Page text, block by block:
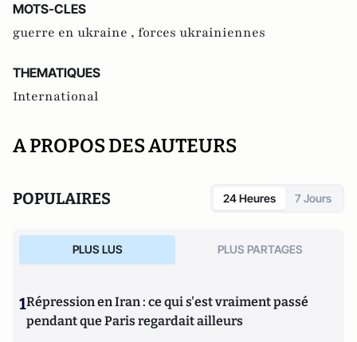
MOTS-CLES
guerre en ukraine , forces ukrainiennes
THEMATIQUES
International
A PROPOS DES AUTEURS
POPULAIRES 24 Heures 7 Jours
PLUS LUS PLUS PARTAGES
1Répression en Iran : ce qui s'est vraiment passé
pendant que Paris regardait ailleurs